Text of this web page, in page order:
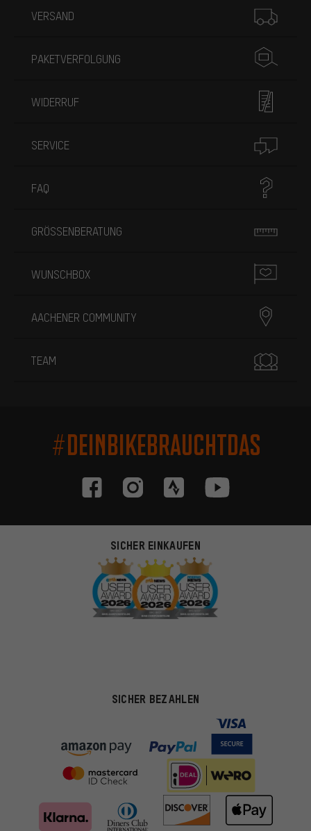
VERSAND
PAKETVERFOLGUNG
WIDERRUF
SERVICE
FAQ
GRÖSSENBERATUNG
WUNSCHBOX
AACHENER COMMUNITY
TEAM
#DEINBIKEBRAUCHTDAS
SICHER EINKAUFEN
SICHER BEZAHLEN